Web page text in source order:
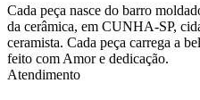
Cada peça nasce do barro
da cerâmica, em CUNHA-SP,
ceramista. Cada peça carrega a
feito com Amor e dedicação.
Atendimento